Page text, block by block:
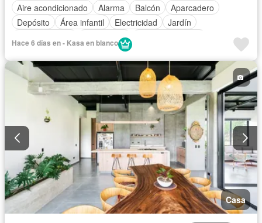
Aire acondicionado
Alarma Balcón
Aparcadero
Depósito
Área infantil Electricidad
Jardín
Gas natural
Cuarto de servicio
Patio
Hace 6 días en - Kasa en blanco
Casa